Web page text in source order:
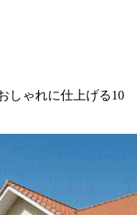
しゃれに仕上げる10